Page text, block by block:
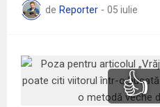
de Reporter - 05 iulie
👍